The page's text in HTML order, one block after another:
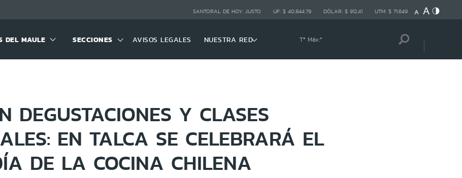
SANTORAL DE HOY: JUSTO UF: $ 40.844,79 DÓLAR: $ 912,41 UTM: $ 71.649
DEL MAULE SECCIONES AVISOS LEGALES NUESTRA RED Tª Máx:º
DEGUSTACIONES Y CLASES
EN TALCA SE CELEBRARÁ EL
DE LA COCINA CHILENA